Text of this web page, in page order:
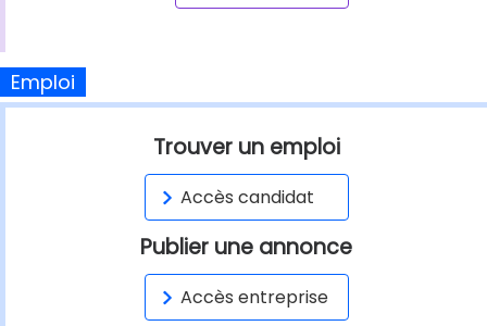
Emploi
Trouver un emploi
Accès candidat
Publier une annonce
Accès entreprise